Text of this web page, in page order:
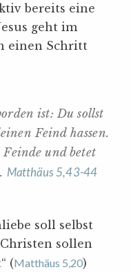
bereits eine
geht im
einen Schritt
ist: Du sollst
Feind hassen.
Feinde und betet
Matthäus 5,43-44
soll selbst
sollen
(Matthäus 5,20)